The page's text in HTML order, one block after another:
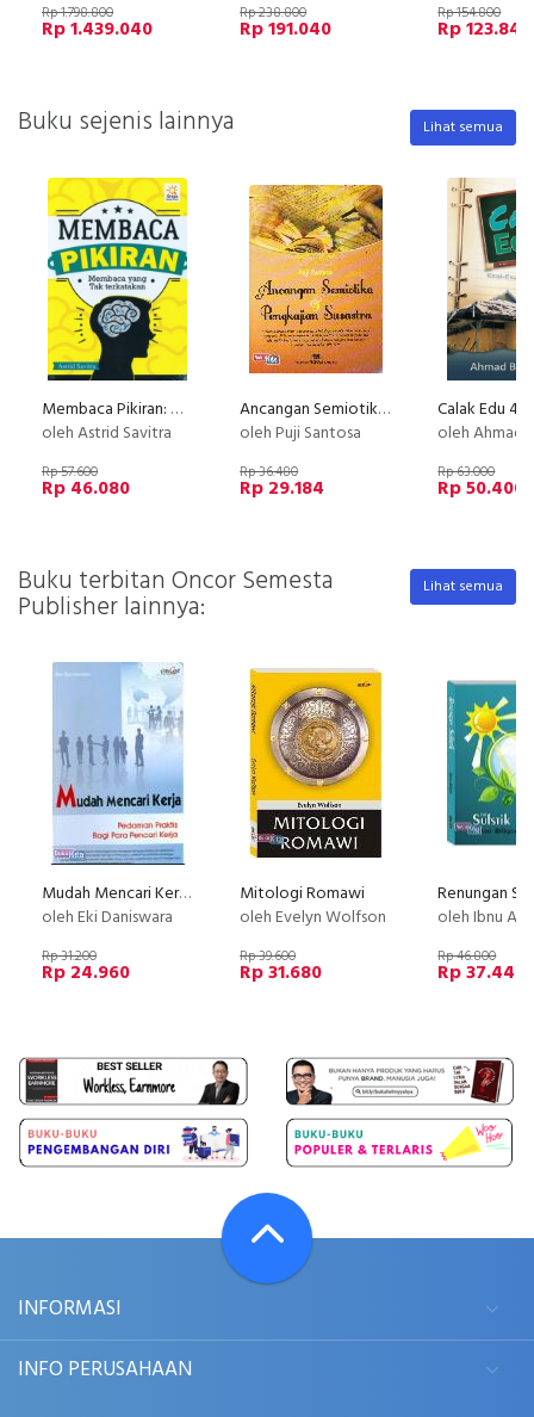
Rp 1.798.800
Rp 1.439.040
Rp 238.800
Rp 191.040
Rp 154.800
Rp 123.840
Buku sejenis lainnya Lihat semua
Membaca Pikiran: Membaca yang Tak Terkatakan
oleh Astrid Savitra
Rp 57.600
Rp 46.080
Ancangan Semiotika dan Pengkajian Susastra (Cover Baru)
oleh Puji Santosa
Rp 36.480
Rp 29.184
oleh Ahmad
Rp 63.000
Rp 50.400
Buku terbitan Oncor Semesta
Publisher lainnya:
Lihat semua
Mudah Mencari Kerja : Pedoman Praktis Bagi Para Pencari Kerja
oleh Eki Daniswara
Rp 31.200
Rp 24.960
Mitologi Romawi
oleh Evelyn Wolfson
Rp 39.600
Rp 31.680
oleh Ibnu
Rp 46.800
Rp 37.440
INFORMASI
INFO PERUSAHAAN